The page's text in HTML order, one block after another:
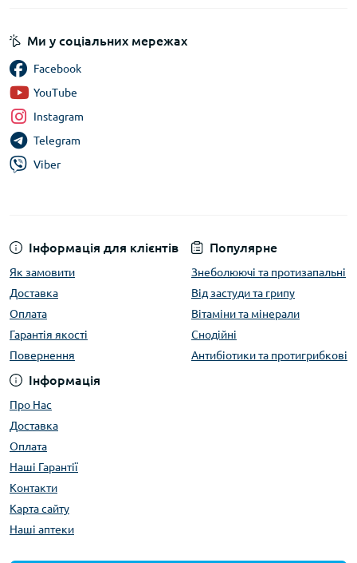
Інформація для клієнтів
Як замовити
Доставка
Оплата
Гарантія якості
Повернення
Популярне
Знеболюючі та протизапальні
Від застуди та грипу
Вітаміни та мінерали
Снодійні
Антибіотики та протигрибкові
Інформація
Про Нас
Доставка
Оплата
Наші Гарантії
Контакти
Карта сайту
Наші аптеки
Ми у соціальних мережах
Facebook
YouTube
Instagram
Telegram
Viber